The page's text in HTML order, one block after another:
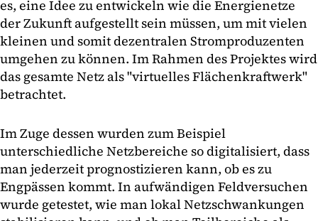
es, eine Idee zu entwickeln wie die Energienetze
der Zukunft aufgestellt sein müssen, um mit vielen
kleinen und somit dezentralen Stromproduzenten
umgehen zu können. Im Rahmen des Projektes wird
das gesamte Netz als "virtuelles Flächenkraftwerk"
betrachtet.
Im Zuge dessen wurden zum Beispiel
unterschiedliche Netzbereiche so digitalisiert, dass
man jederzeit prognostizieren kann, ob es zu
Engpässen kommt. In aufwändigen Feldversuchen
wurde getestet, wie man lokal Netzschwankungen